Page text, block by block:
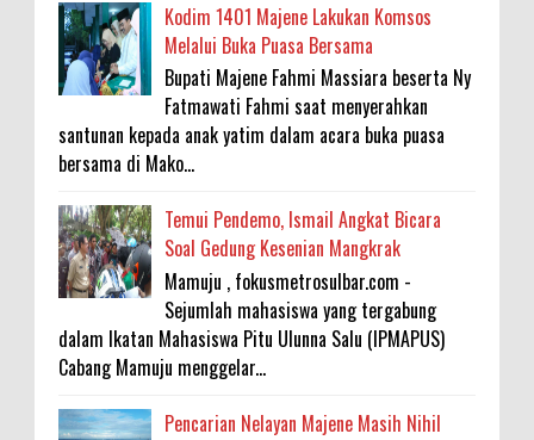
Kodim 1401 Majene Lakukan Komsos
Melalui Buka Puasa Bersama
Bupati Majene Fahmi Massiara beserta Ny
Fatmawati Fahmi saat menyerahkan
santunan kepada anak yatim dalam acara buka puasa
bersama di Mako...
Temui Pendemo, Ismail Angkat Bicara
Soal Gedung Kesenian Mangkrak
Mamuju , fokusmetrosulbar.com -
Sejumlah mahasiswa yang tergabung
dalam Ikatan Mahasiswa Pitu Ulunna Salu (IPMAPUS)
Cabang Mamuju menggelar...
Pencarian Nelayan Majene Masih Nihil